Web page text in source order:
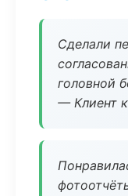
Сделали
головной
— Клиент